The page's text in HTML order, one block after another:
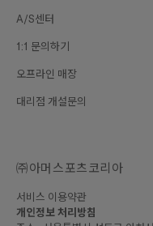
A/S센터
1:1 문의하기
오프라인 매장
대리점 개설문의
㈜아머스포츠코리아
서비스 이용약관
개인정보 처리방침